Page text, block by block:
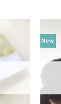
加入
「願
望輕
單」
New